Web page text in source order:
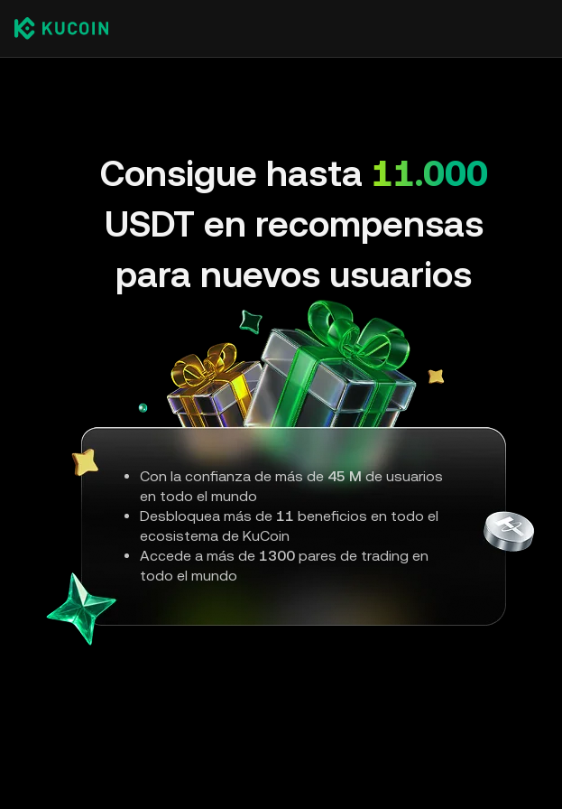
Consigue hasta 11.000
USDT en recompensas
para nuevos usuarios
Con la confianza de más de45 Mde usuarios
en todo el mundo
Desbloquea más de 11 beneficios en todo el
ecosistema de KuCoin
Accede a más de 1300pares de trading en
todo el mundo